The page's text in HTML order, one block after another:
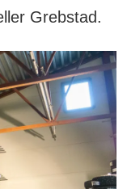
Grebstad.